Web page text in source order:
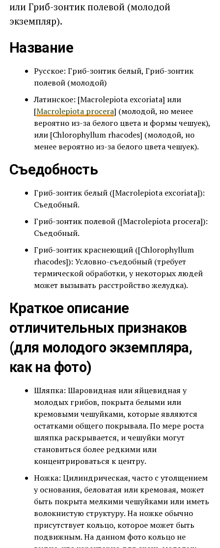
или Гриб-зонтик полевой (молодой
экземпляр).
Название
Русское: Гриб-зонтик белый, Гриб-зонтик
полевой (молодой)
Латинское: [Macrolepiota excoriata] или
[Macrolepiota procera] (молодой, но менее
вероятно из-за белого цвета и формы чешуек),
или [Chlorophyllum rhacodes] (молодой, но
менее вероятно из-за белого цвета чешуек).
Съедобность
Гриб-зонтик белый ([Macrolepiota excoriata]):
Съедобный.
Гриб-зонтик полевой ([Macrolepiota procera]):
Съедобный.
Гриб-зонтик краснеющий ([Chlorophyllum
rhacodes]): Условно-съедобный (требует
термической обработки, у некоторых людей
может вызывать расстройство желудка).
Краткое описание
отличительных признаков
(для молодого экземпляра,
как на фото)
Шляпка: Шаровидная или яйцевидная у
молодых грибов, покрыта белыми или
кремовыми чешуйками, которые являются
остатками общего покрывала. По мере роста
шляпка раскрывается, и чешуйки могут
становиться более редкими или
концентрироваться к центру.
Ножка: Цилиндрическая, часто с утолщением
у основания, беловатая или кремовая, может
быть покрыта мелкими чешуйками или иметь
волокнистую структуру. На ножке обычно
присутствует кольцо, которое может быть
подвижным. На данном фото кольцо не